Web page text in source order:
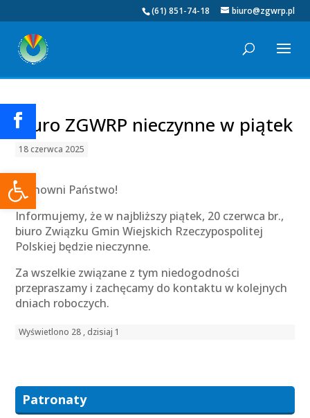
Otwórz pasek narzędzi
(61) 851-74-18 biuro@zgwrp.pl
Biuro ZGWRP nieczynne w piątek
18 czerwca 2025
Szanowni Państwo!
Informujemy, że w najbliższy piątek, 20 czerwca br.,
biuro Związku Gmin Wiejskich Rzeczypospolitej
Polskiej będzie nieczynne.
Za wszelkie związane z tym niedogodności
przepraszamy i zachęcamy do kontaktu w kolejnych
dniach roboczych.
Wyświetlono 28 , dzisiaj 1
Patronaty